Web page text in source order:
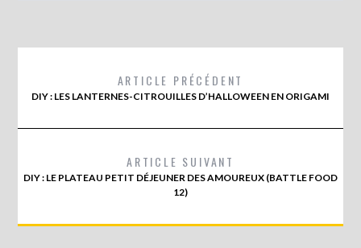
ARTICLE PRÉCÉDENT
DIY : LES LANTERNES-CITROUILLES D’HALLOWEEN EN ORIGAMI
ARTICLE SUIVANT
DIY : LE PLATEAU PETIT DÉJEUNER DES AMOUREUX (BATTLE FOOD
12)